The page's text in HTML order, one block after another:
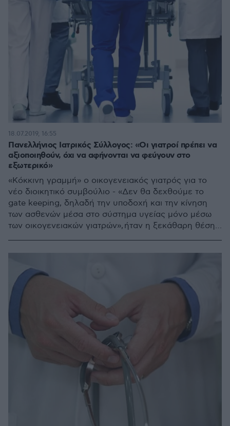
Πανελλήνιος Ιατρικός Σύλλογος: «Οι γιατροί πρέπει να
αξιοποιηθούν, όχι να αφήνονται να φεύγουν στο
εξωτερικό»
«Κόκκινη γραμμή» ο οικογενειακός γιατρός για το
νέο διοικητικό συμβούλιο - «Δεν θα δεχθούμε το
gate keeping, δηλαδή την υποδοχή και την κίνηση
των ασθενών μέσα στο σύστημα υγείας μόνο μέσω
των οικογενειακών γιατρών», ήταν η ξεκάθαρη θέση
18.07.2019, 16:55